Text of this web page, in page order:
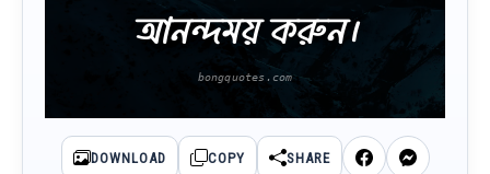
আনন্দময় করুন।
DOWNLOAD COPY SHARE